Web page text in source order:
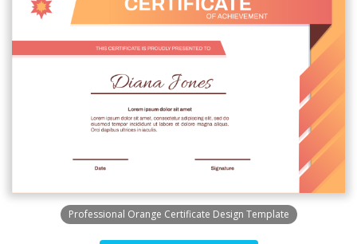
Professional Orange Certificate Design Template